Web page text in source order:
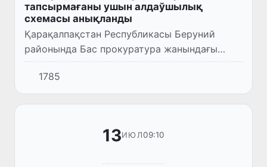
тапсырмағаны ушын алдаўшылық
схемасы анықланды
Қарақалпақстан Республикасы Беруний
районында Бас прокуратура жанындағы
Департамент бөлими тәрепинен басқа да
ҳуқық қорғаў уйымларының хызметкерлери
менен биргеликте өткерилген опе...
1785
13ИЮЛ09:10